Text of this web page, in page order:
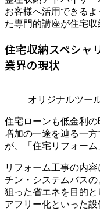
お客様へ活用できる
た専門的講座が住宅収
住宅収納スペシ
業界の現状
オリジナルツー
住宅ローンも低金利
増加の一途を辿る一
が、「住宅リフォーム
リフォーム工事の内
チン・システムバス
狙った省エネを目的
アフリー化といった